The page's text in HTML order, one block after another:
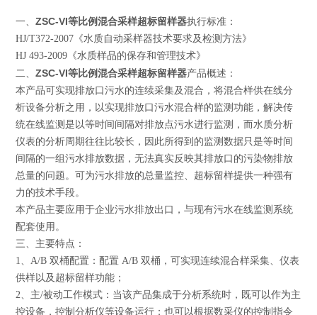
一、ZSC-VI等比例混合采样超标留样器执行标准：
HJ/T372-2007 《水质自动采样器技术要求及检测方法》
HJ 493-2009 《水质样品的保存和管理技术》
二、ZSC-VI等比例混合采样超标留样器产品概述：
本产品可实现排放口污水的连续采集及混合，将混合样供在线分
析设备分析之用，以实现排放口污水混合样的监测功能，解决传
统在线监测是以等时间间隔对排放点污水进行监测，而水质分析
仪表的分析周期往往比较长，因此所得到的监测数据只是等时间
间隔的一组污水排放数据，无法真实反映其排放口的污染物排放
总量的问题。可为污水排放的总量监控、超标留样提供一种强有
力的技术手段。
本产品主要应用于企业污水排放出口，与现有污水在线监测系统
配套使用。
三、主要特点：
1、A/B 双桶配置：配置 A/B 双桶，可实现连续混合样采集、仪表
供样以及超标留样功能；
2、主/被动工作模式：当该产品集成于分析系统时，既可以作为主
控设备，控制分析仪等设备运行；也可以根据数采仪的控制指令